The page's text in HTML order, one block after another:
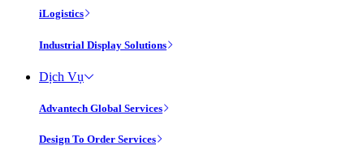
iLogistics
Industrial Display Solutions
Dịch Vụ
Advantech Global Services
Design To Order Services